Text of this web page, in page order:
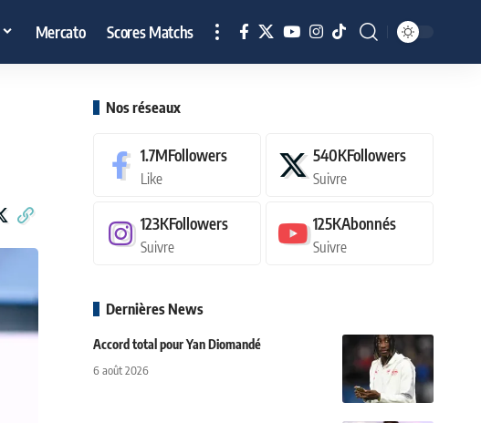
Mercato Scores Matchs
Nos réseaux
1.7MFollowers
Like
540KFollowers
Suivre
123KFollowers
Suivre
125KAbonnés
Suivre
Dernières News
Accord total pour Yan Diomandé
6 août 2026